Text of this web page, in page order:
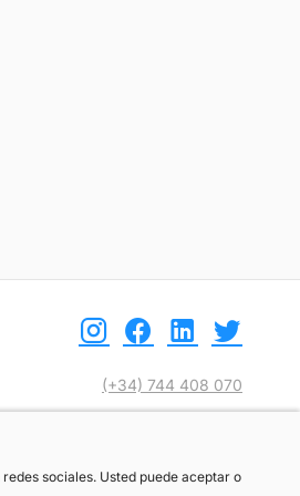
sociales. Usted puede aceptar o
sociales. Usted puede aceptar o
(+34) 744 408 070